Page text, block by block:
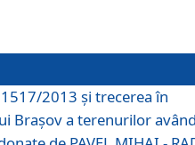
2013 şi trecerea în
Braşov a terenurilor